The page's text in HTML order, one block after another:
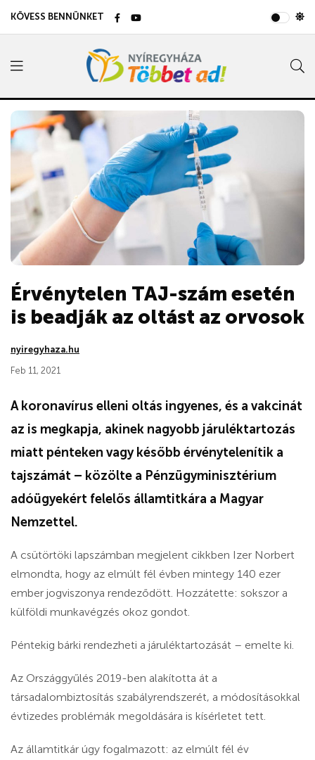
KÖVESS BENNÜNKET
Érvénytelen TAJ-szám esetén
is beadják az oltást az orvosok
nyiregyhaza.hu
Feb 11, 2021
A koronavírus elleni oltás ingyenes, és a vakcinát
az is megkapja, akinek nagyobb járuléktartozás
miatt pénteken vagy később érvénytelenítik a
tajszámát – közölte a Pénzügyminisztérium
adóügyekért felelős államtitkára a Magyar
Nemzettel.
A csütörtöki lapszámban megjelent cikkben Izer Norbert
elmondta, hogy az elmúlt fél évben mintegy 140 ezer
ember jogviszonya rendeződött. Hozzátette: sokszor a
külföldi munkavégzés okoz gondot.
Péntekig bárki rendezheti a járuléktartozását – emelte ki.
Az Országgyűlés 2019-ben alakította át a
társadalombiztosítás szabályrendszerét, a módosításokkal
évtizedes problémák megoldására is kísérletet tett.
Az államtitkár úgy fogalmazott: az elmúlt fél év